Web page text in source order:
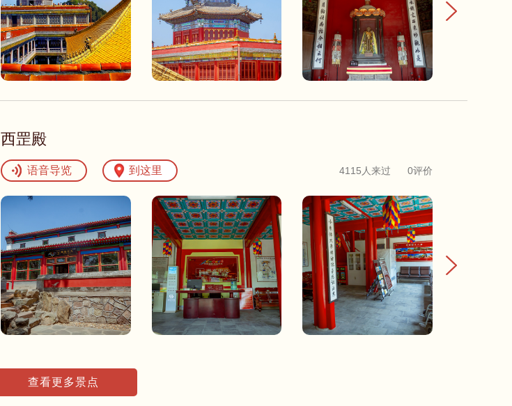
西罡殿
语音导览 到这里 4115人来过 0评价
查看更多景点